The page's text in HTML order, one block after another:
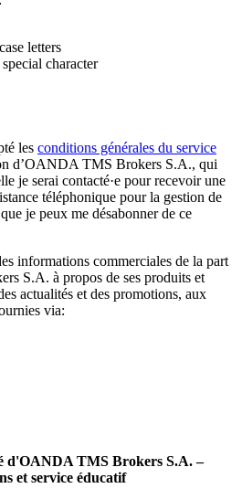
letters
character
les conditions générales du service
d’OANDA TMS Brokers S.A., qui
je serai contacté·e pour recevoir une
téléphonique pour la gestion de
je peux me désabonner de ce
informations commerciales de la part
S.A. à propos de ses produits et
actualités et des promotions, aux
via:
d'OANDA TMS Brokers S.A. –
et service éducatif